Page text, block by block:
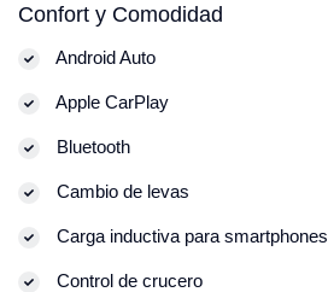
Confort y Comodidad
Android Auto
Apple CarPlay
Bluetooth
Cambio de levas
Carga inductiva para smartphones
Control de crucero